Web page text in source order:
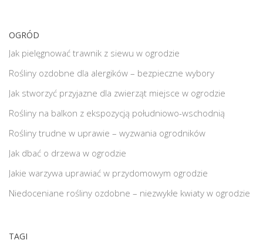
OGRÓD
Jak pielęgnować trawnik z siewu w ogrodzie
Rośliny ozdobne dla alergików – bezpieczne wybory
Jak stworzyć przyjazne dla zwierząt miejsce w ogrodzie
Rośliny na balkon z ekspozycją południowo-wschodnią
Rośliny trudne w uprawie – wyzwania ogrodników
Jak dbać o drzewa w ogrodzie
Jakie warzywa uprawiać w przydomowym ogrodzie
Niedoceniane rośliny ozdobne – niezwykłe kwiaty w ogrodzie
TAGI